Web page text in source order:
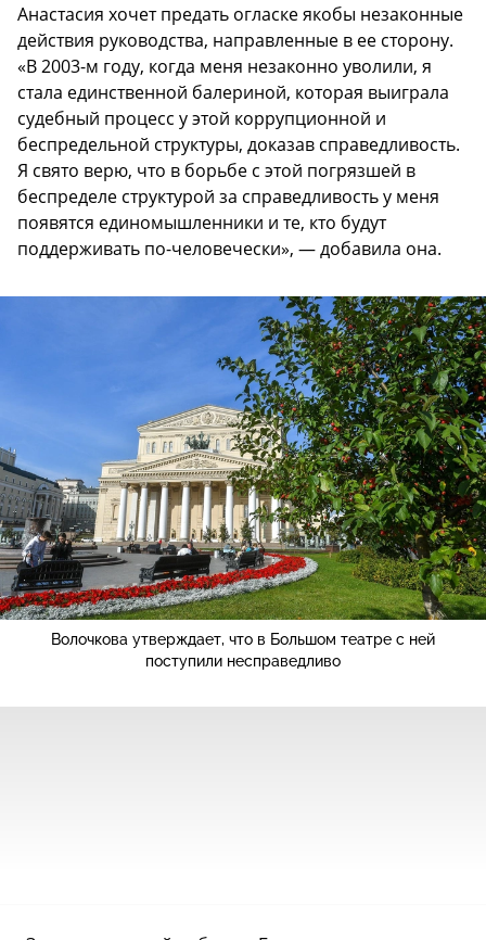
Анастасия хочет предать огласке якобы незаконные
действия руководства, направленные в ее сторону.
«В 2003-м году, когда меня незаконно уволили, я
стала единственной балериной, которая выиграла
судебный процесс у этой коррупционной и
беспредельной структуры, доказав справедливость.
Я свято верю, что в борьбе с этой погрязшей в
беспределе структурой за справедливость у меня
появятся единомышленники и те, кто будут
поддерживать по-человечески», — добавила она.
Волочкова утверждает, что в Большом театре с ней
поступили несправедливо